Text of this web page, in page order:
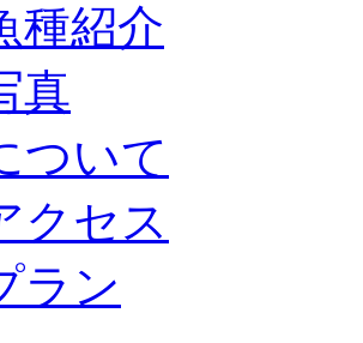
種紹介
真
ついて
クセス
ラン